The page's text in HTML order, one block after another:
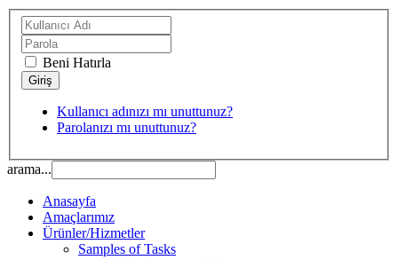
Beni Hatırla
Kullanıcı adınızı mı unuttunuz?
Parolanızı mı unuttunuz?
arama...
Anasayfa
Amaçlarımız
Ürünler/Hizmetler
Samples of Tasks